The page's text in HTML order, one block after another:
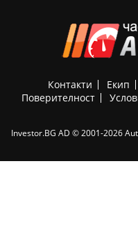
Контакти Екип
Поверителност
Investor.BG AD © 2001-2026